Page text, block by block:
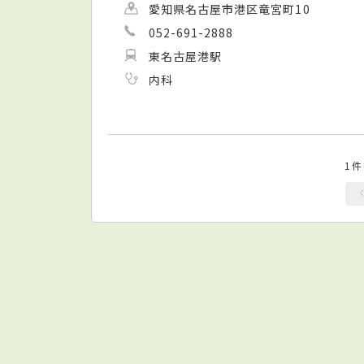
愛知県名古屋市港区竜宮町10
052-691-2888
東名古屋港駅
内科
1